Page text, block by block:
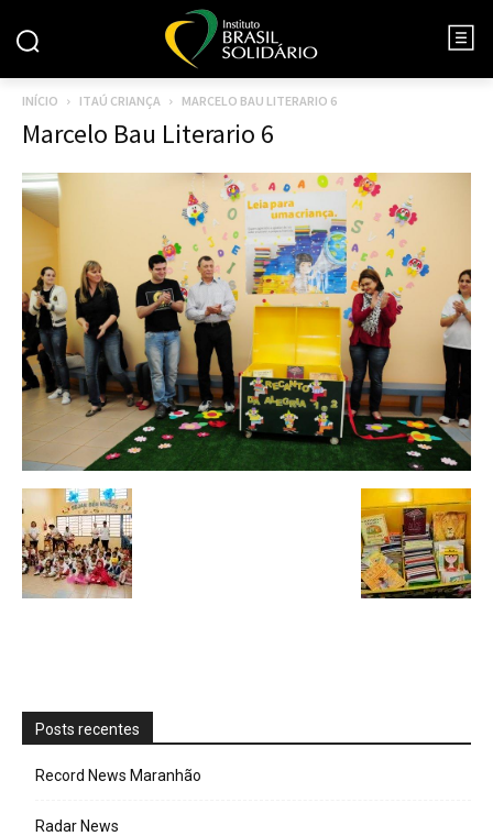
INÍCIO ITAÚ CRIANÇA MARCELO BAU LITERARIO 6
Marcelo Bau Literario 6
Posts recentes
Record News Maranhão
Radar News